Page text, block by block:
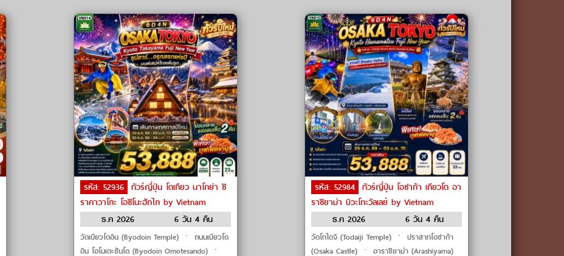
รหัส: 52936 ทัวร์ญี่ปุ่น โตเกียว นาโกย่า ชิ
ราคาวาโกะ โอชิโนะฮักไก by Vietnam
Airlinesธ.ค 2026 6 วัน 4 คืน
วัดเบียวโดอิน (Byodoin Temple) ㆍ ถนนเบียวโด
อิน โอโมเตะซันโด (Byodoin Omotesando) ㆍ
รหัส: 52984 ทัวร์ญี่ปุ่น โอซาก้า เกียวโต อา
ราชิยาม่า บิวะโกะวัลเลย์ by Vietnam
Airlinesธ.ค 2026 6 วัน 4 คืน
วัดโทไดจิ (Todaiji Temple) ㆍ ปราสาทโอซาก้า
(Osaka Castle) ㆍ อาราชิยาม่า (Arashiyama)